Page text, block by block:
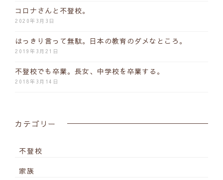
コロナさんと不登校。
2020年3月3日
はっきり言って無駄。日本の教育のダメなところ。
2019年3月21日
不登校でも卒業。長女、中学校を卒業する。
2018年3月14日
カテゴリー
不登校
家族